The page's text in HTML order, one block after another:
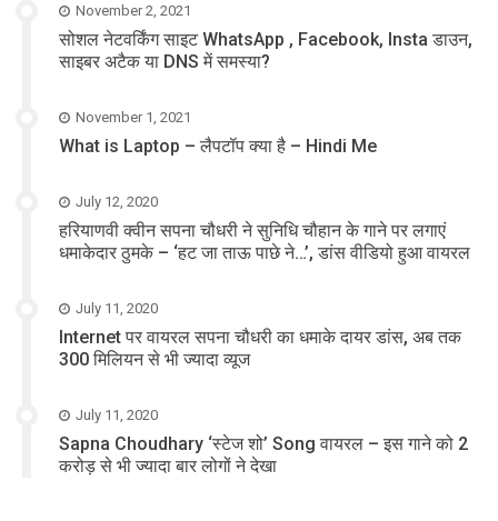
November 2, 2021
सोशल नेटवर्किंग साइट WhatsApp , Facebook, Insta डाउन,
साइबर अटैक या DNS में समस्या?
November 1, 2021
What is Laptop – लैपटॉप क्या है – Hindi Me
July 12, 2020
हरियाणवी क्वीन सपना चौधरी ने सुनिधि चौहान के गाने पर लगाएं
धमाकेदार ठुमके – ‘हट जा ताऊ पाछे ने…’, डांस वीडियो हुआ वायरल
July 11, 2020
Internet पर वायरल सपना चौधरी का धमाके दायर डांस, अब तक
300 मिलियन से भी ज्यादा व्यूज
July 11, 2020
Sapna Choudhary ‘स्टेज शो’ Song वायरल – इस गाने को 2
करोड़ से भी ज्यादा बार लोगों ने देखा